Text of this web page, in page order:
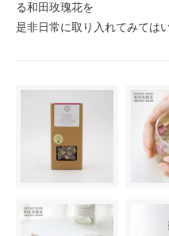
る和田玫瑰花を
是非日常に取り入れてみては